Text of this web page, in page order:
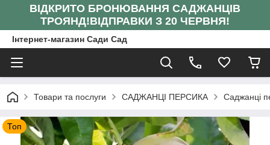
ВІДКРИТО БРОНЮВАННЯ САДЖАНЦІВ
ТРОЯНД!ВІДПРАВКИ З 20 ЧЕРВНЯ!
Інтернет-магазин Сади Сад
Товари та послуги САДЖАНЦІ ПЕРСИКА Саджанці
Топ